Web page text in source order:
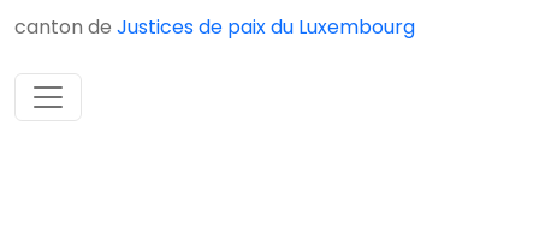
canton de Justices de paix du Luxembourg